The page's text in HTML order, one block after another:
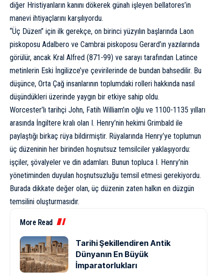
diğer Hristiyanların kanını dökerek günah işleyen bellatores’in
manevi ihtiyaçlarını karşılıyordu.
“Üç Düzen” için ilk gerekçe, on birinci yüzyılın başlarında Laon
piskoposu Adalbero ve Cambrai piskoposu Gerard’ın yazılarında
görülür, ancak Kral Alfred (871-99) ve sarayı tarafından Latince
metinlerin Eski İngilizce’ye çevirilerinde de bundan bahsedilir. Bu
düşünce, Orta Çağ insanlarının toplumdaki rolleri hakkında nasıl
düşündükleri üzerinde yaygın bir etkiye sahip oldu.
Worcester’lı tarihçi John, Fatih William’ın oğlu ve 1100-1135 yılları
arasında İngiltere kralı olan I. Henry’nin hekimi Grimbald ile
paylaştığı birkaç rüya bildirmiştir. Rüyalarında Henry’ye toplumun
üç düzeninin her birinden hoşnutsuz temsilciler yaklaşıyordu:
işçiler, şövalyeler ve din adamları. Bunun topluca I. Henry’nin
yönetiminden duyulan hoşnutsuzluğu temsil etmesi gerekiyordu.
Burada dikkate değer olan, üç düzenin zaten halkın en düzgün
temsilini oluşturmasıdır.
More Read
Tarihi Şekillendiren Antik
Dünyanın En Büyük
İmparatorlukları